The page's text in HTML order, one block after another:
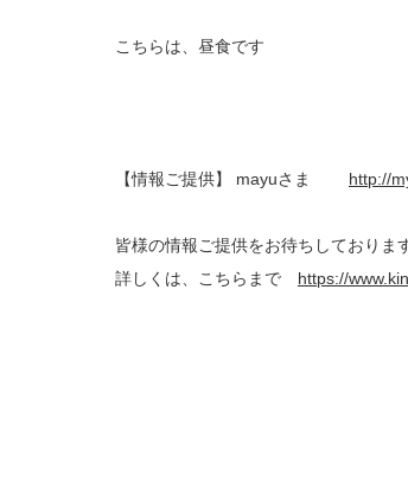
こちらは、昼食です
【情報ご提供】 mayuさま http://
皆様の情報ご提供をお待ちしておりま
詳しくは、こちらまで https://